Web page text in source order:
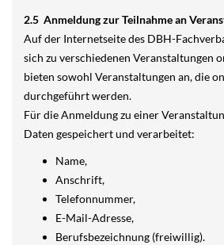
2.5 Anmeldung zur Teilnahme an
Auf der Internetseite des DBH-
sich zu verschiedenen Veranstaltungen
bieten sowohl Veranstaltungen an, die
durchgeführt werden.
Für die Anmeldung zu einer
Daten gespeichert und verarbeitet:
Name,
Anschrift,
Telefonnummer,
E-Mail-Adresse,
Berufsbezeichnung (freiwillig).